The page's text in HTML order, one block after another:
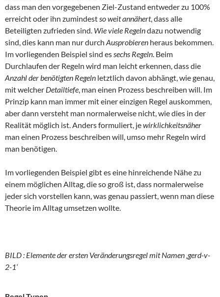
dass man den vorgegebenen Ziel-Zustand entweder zu 100%
erreicht oder ihn zumindest so weit annähert, dass alle
Beteiligten zufrieden sind. Wie viele Regelndazu notwendig
sind, dies kann man nur durch Ausprobieren heraus bekommen.
Im vorliegenden Beispiel sind es sechs Regeln . Beim
Durchlaufen der Regeln wird man leicht erkennen, dass die
Anzahl der benötigten Regeln letztlich davon abhängt, wie genau,
mit welcher Detailtiefe , man einen Prozess beschreiben will. Im
Prinzip kann man immer mit einer einzigen Regel auskommen,
aber dann versteht man normalerweise nicht, wie dies in der
Realität möglich ist. Anders formuliert, jewirklichkeitsnäher
man einen Prozess beschreiben will, umso mehr Regeln wird
man benötigen.
Im vorliegenden Beispiel gibt es eine hinreichende Nähe zu
einem möglichen Alltag, die so groß ist, dass normalerweise
jeder sich vorstellen kann, was genau passiert, wenn man diese
Theorie im Alltag umsetzen wollte.
BILD : Elemente der ersten Veränderungsregel mit Namen ‚gerd-v-
2-1‘